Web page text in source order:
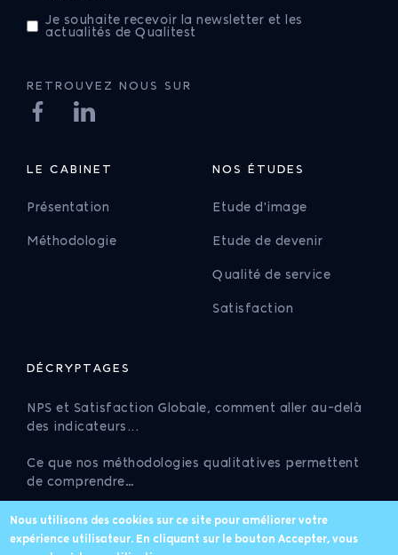
Je souhaite recevoir la newsletter et les
actualités de Qualitest
RETROUVEZ NOUS SUR
LE CABINET
Présentation
Méthodologie
NOS ÉTUDES
Etude d'image
Etude de devenir
Qualité de service
Satisfaction
DÉCRYPTAGES
NPS et Satisfaction Globale, comment aller au-delà
des indicateurs...
Ce que nos méthodologies qualitatives permettent
de comprendre…
Conjoncture de l'artisanat : ce que les pourcentages
ne disent pas…
Nous utilisons des cookies sur ce site pour améliorer votre
expérience utilisateur. En cliquant sur le bouton Accepter, vous